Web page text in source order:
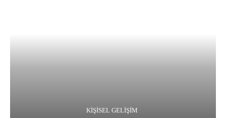
KIŞISEL GELIŞIM